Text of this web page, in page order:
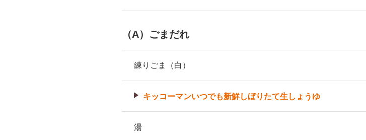
（A）ごまだれ
練りごま（白）
キッコーマンいつでも新鮮しぼりたて生しょうゆ
湯